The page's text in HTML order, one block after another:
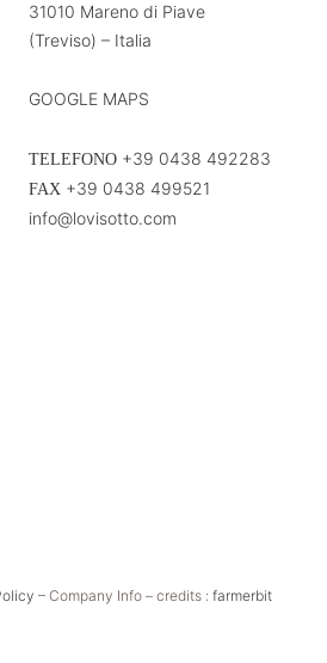
31010 Mareno di Piave
(Treviso) – Italia
GOOGLE MAPS
TELEFONO+39 0438 492283
FAX +39 0438 499521
info@lovisotto.com
– Company Info – credits : farmerbit